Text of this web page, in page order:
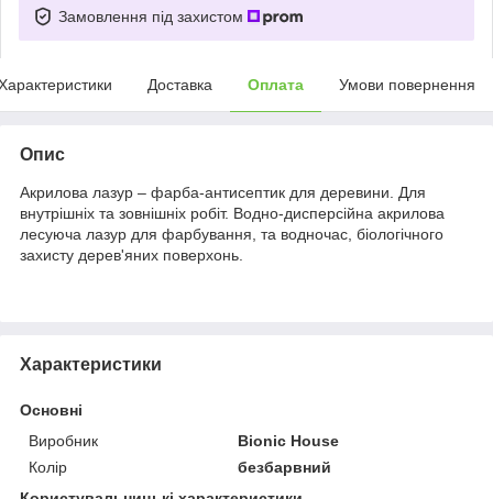
Замовлення під захистом
Доставка Оплата Умови повернення
Опис
Акрилова лазур – фарба-антисептик для деревини. Для
внутрішніх та зовнішніх робіт. Водно-дисперсійна акрилова
лесуюча лазур для фарбування, та водночас, біологічного
захисту дерев'яних поверхонь.
Характеристики
Основні
Виробник
Bionic House
Колір
безбарвний